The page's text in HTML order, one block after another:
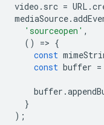
video. src = URL
mediaSource.
'sourceopen'
() =
const
const buffer
buffer.